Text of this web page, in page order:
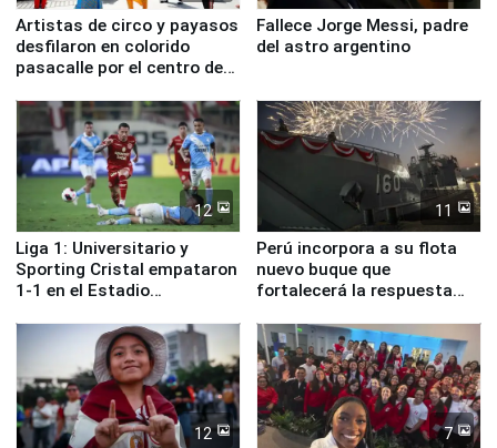
Artistas de circo y payasos
desfilaron en colorido
pasacalle por el centro de
Fallece Jorge Messi, padre
del astro argentino
12
Liga 1: Universitario y
Sporting Cristal empataron
1-1 en el Estadio
11
Perú incorpora a su flota
nuevo buque que
fortalecerá la respuesta
12 7